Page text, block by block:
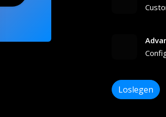
Loslegen